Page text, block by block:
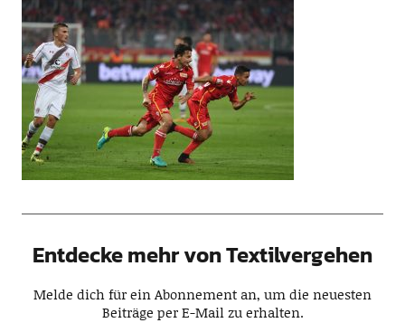
Entdecke mehr von Textilvergehen
Melde dich für ein Abonnement an, um die neuesten
Beiträge per E-Mail zu erhalten.